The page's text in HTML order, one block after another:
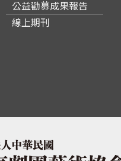
公益勸募成果報告
線上期刊